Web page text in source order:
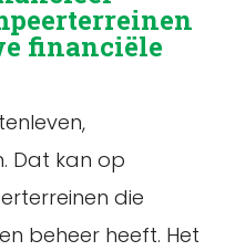
financiële
Dat kan op
die
beheer heeft. Het